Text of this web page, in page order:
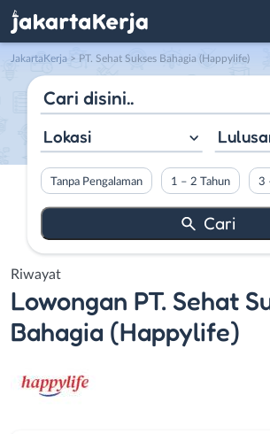
JakartaKerja > PT. Sehat Sukses Bahagia (Happylife)
Lokasi
Tanpa Pengalaman 1 – 2 Tahun 3
Riwayat
Lowongan PT. Sehat
Bahagia (Happylife)